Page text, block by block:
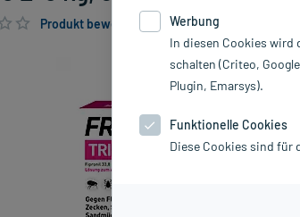
Produkt bewerten & PlusHerzen sichern
Werbung
In diesen Cookies wird
schalten (Criteo,
Plugin, Emarsys).
Funktionelle Cookies
Diese Cookies sind für